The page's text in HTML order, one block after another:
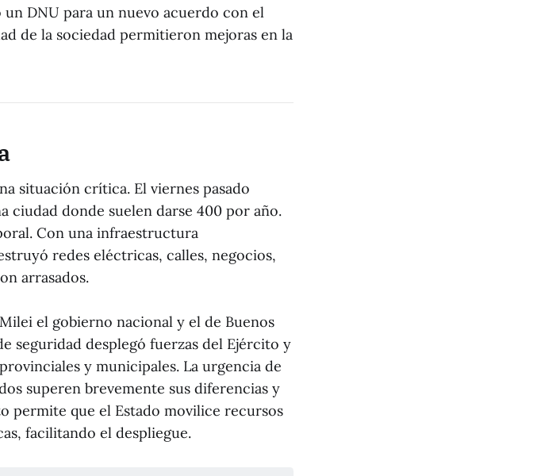
DNU para un nuevo acuerdo con el
de la sociedad permitieron mejoras en la
situación crítica. El viernes pasado
ciudad donde suelen darse 400 por año.
Con una infraestructura
redes eléctricas, calles, negocios,
arrasados.
el gobierno nacional y el de Buenos
seguridad desplegó fuerzas del Ejército y
y municipales. La urgencia de
superen brevemente sus diferencias y
permite que el Estado movilice recursos
facilitando el despliegue.